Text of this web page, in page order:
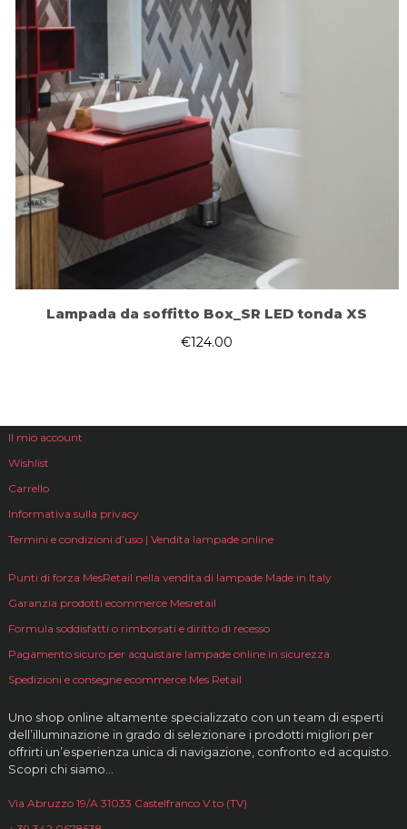
Lampada da soffitto Box_SR LED tonda XS
€124.00
Il mio account
Wishlist
Carrello
Informativa sulla privacy
Termini e condizioni d’uso | Vendita lampade online
Punti di forza MesRetail nella vendita di lampade Made in Italy
Garanzia prodotti ecommerce Mesretail
Formula soddisfatti o rimborsati e diritto di recesso
Pagamento sicuro per acquistare lampade online in sicurezza
Spedizioni e consegne ecommerce Mes Retail
Uno shop online altamente specializzato con un team di esperti
dell’illuminazione in grado di selezionare i prodotti migliori per
offrirti un’esperienza unica di navigazione, confronto ed acquisto.
Scopri chi siamo…
Via Abruzzo 19/A 31033 Castelfranco V.to (TV)